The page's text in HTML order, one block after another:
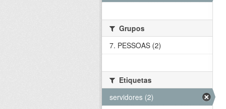
Grupos
7. PESSOAS (2)
Etiquetas
servidores (2)